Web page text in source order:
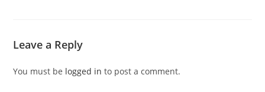
Leave a Reply
You must be logged in to post a comment.